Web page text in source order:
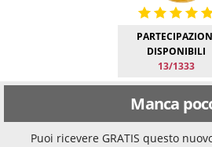
DISPONIBILI
13/1333
Manca
Puoi ricevere GRATIS questo